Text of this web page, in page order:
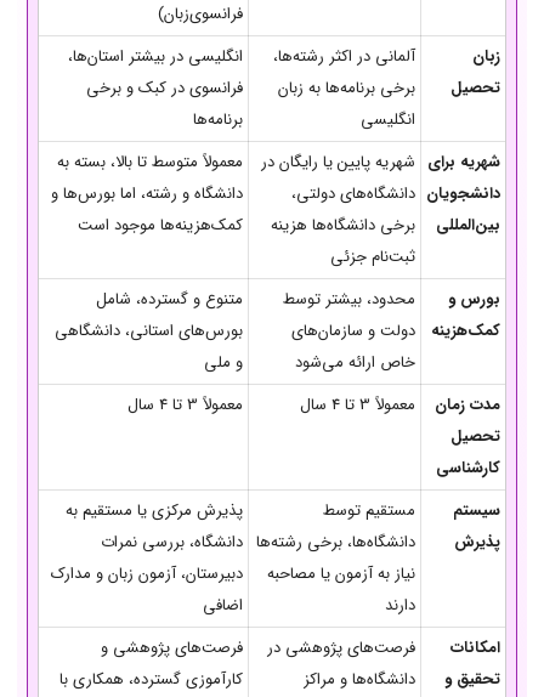
فرانسوی‌زبان)
زبان
تحصیل
آلمانی در اکثر رشته‌ها،
برخی برنامه‌ها به زبان
انگلیسی
انگلیسی در بیشتر استان‌ها،
فرانسوی در کبک و برخی
برنامه‌ها
شهریه برای
دانشجویان
بین‌المللی
شهریه پایین یا رایگان در
دانشگاه‌های دولتی،
برخی دانشگاه‌ها هزینه
ثبت‌نام جزئی
معمولاً متوسط تا بالا، بسته به
دانشگاه و رشته، اما بورس‌ها و
کمک‌هزینه‌ها موجود است
بورس و
کمک‌هزینه
محدود، بیشتر توسط
دولت و سازمان‌های
خاص ارائه می‌شود
متنوع و گسترده، شامل
بورس‌های استانی، دانشگاهی
و ملی
مدت زمان
تحصیل
کارشناسی
معمولاً 3 تا 4 سال معمولاً 3 تا 4 سال
سیستم
پذیرش
مستقیم توسط
دانشگاه‌ها، برخی رشته‌ها
نیاز به آزمون یا مصاحبه
دارند
پذیرش مرکزی یا مستقیم به
دانشگاه، بررسی نمرات
دبیرستان، آزمون زبان و مدارک
اضافی
امکانات
تحقیق و
فرصت‌های پژوهشی در
دانشگاه‌ها و مراکز
فرصت‌های پژوهشی و
کارآموزی گسترده، همکاری با